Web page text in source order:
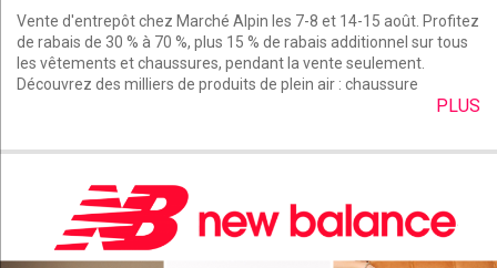
Vente d'entrepôt chez Marché Alpin les 7-8 et 14-15 août. Profitez
de rabais de 30 % à 70 %, plus 15 % de rabais additionnel sur tous
les vêtements et chaussures, pendant la vente seulement.
Découvrez des milliers de produits de plein air : chaussure
PLUS